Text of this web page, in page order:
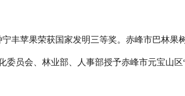
宁丰苹果荣获国家发明三等奖。赤峰市巴林果
委员会、林业部、人事部授予赤峰市元宝山